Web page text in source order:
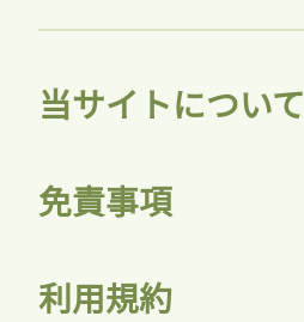
当サイトについて
免責事項
利用規約